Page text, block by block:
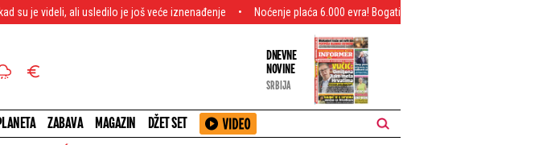
usledilo je još veće iznenađenje Noćenje plaća 6.000 evra! Bogati Srbin odveo devojku na letovanje - Čitav ceh
DNEVNE
NOVINE
SRBIJA
ZABAVA MAGAZIN DŽET SET